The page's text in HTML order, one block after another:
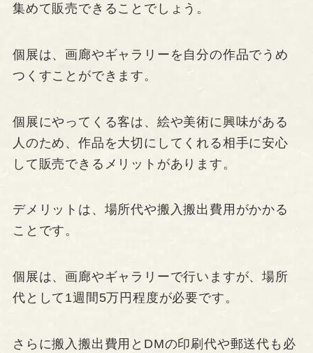
集めて販売できることでしょう。
個展は、画廊やギャラリーを自分の作品でうめ
つくすことができます。
個展にやってくる客は、絵や美術に興味がある
人のため、作品を大切にしてくれる相手に安心
して販売できるメリットがあります。
デメリットは、場所代や搬入搬出費用がかかる
ことです。
個展は、画廊やギャラリーで行いますが、場所
代として1週間5万円程度が必要です。
さらに搬入搬出費用とDMの印刷代や郵送代も必